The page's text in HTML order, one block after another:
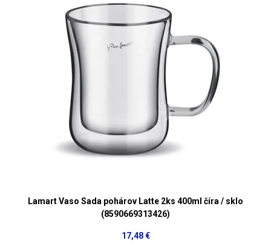
Lamart Vaso Sada pohárov Latte 2ks 400ml číra / sklo
(8590669313426)
17,48 €